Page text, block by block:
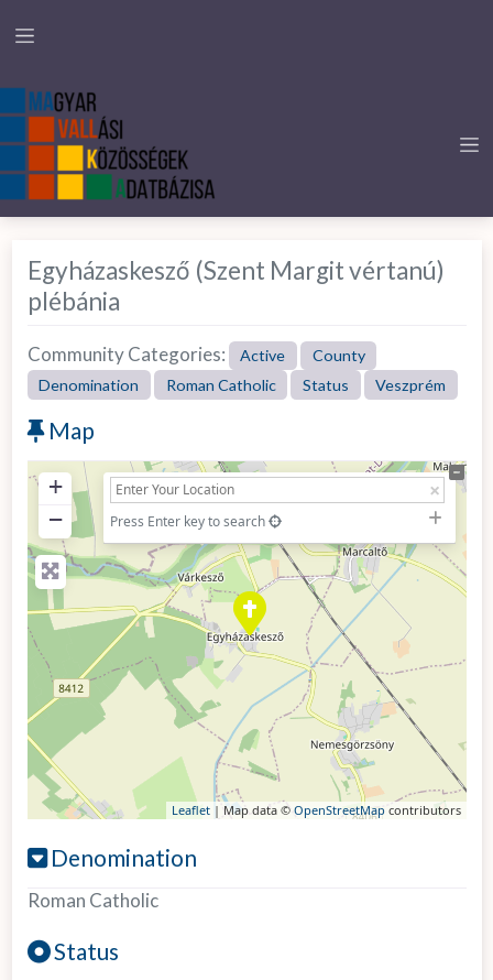
Egyházaskesző (Szent Margit vértanú)
plébánia
Community Categories: Active
County
Denomination
Roman Catholic Status Veszprém
Map
+
−
Press Enter key to search
Leaflet| Map data © OpenStreetMap contributors
Denomination
Roman Catholic
Status